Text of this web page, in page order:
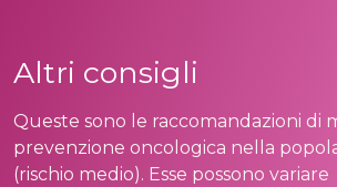
Altri consigli
Queste sono le raccomandazioni di
prevenzione oncologica nella
(rischio medio). Esse possono variare